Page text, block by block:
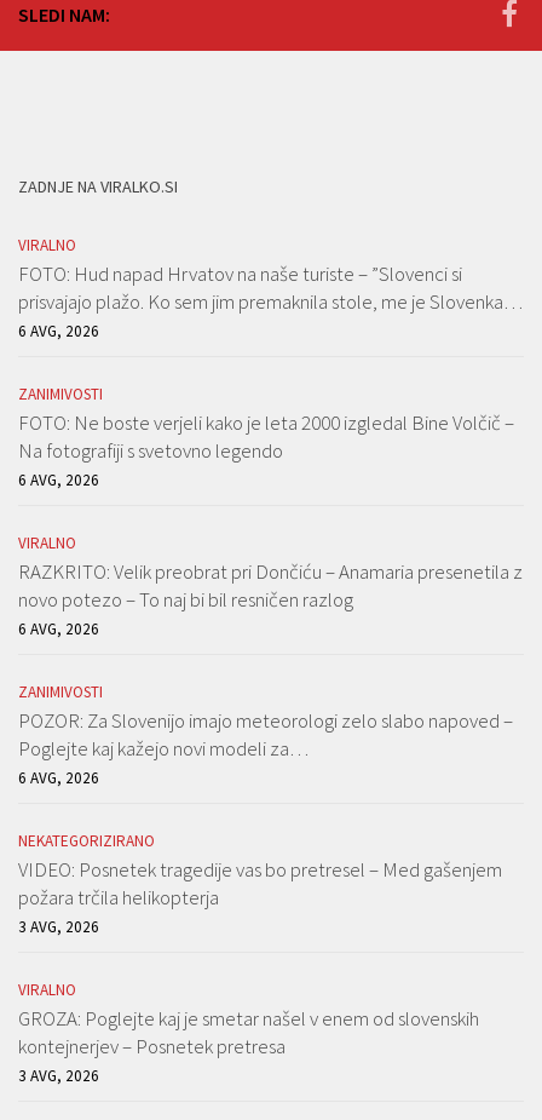
SLEDI NAM:
ZADNJE NA VIRALKO.SI
VIRALNO
FOTO: Hud napad Hrvatov na naše turiste – ”Slovenci si
prisvajajo plažo. Ko sem jim premaknila stole, me je Slovenka…
6 AVG, 2026
ZANIMIVOSTI
FOTO: Ne boste verjeli kako je leta 2000 izgledal Bine Volčič –
Na fotografiji s svetovno legendo
6 AVG, 2026
VIRALNO
RAZKRITO: Velik preobrat pri Dončiću – Anamaria presenetila z
novo potezo – To naj bi bil resničen razlog
6 AVG, 2026
ZANIMIVOSTI
POZOR: Za Slovenijo imajo meteorologi zelo slabo napoved –
Poglejte kaj kažejo novi modeli za…
6 AVG, 2026
NEKATEGORIZIRANO
VIDEO: Posnetek tragedije vas bo pretresel – Med gašenjem
požara trčila helikopterja
3 AVG, 2026
VIRALNO
GROZA: Poglejte kaj je smetar našel v enem od slovenskih
kontejnerjev – Posnetek pretresa
3 AVG, 2026